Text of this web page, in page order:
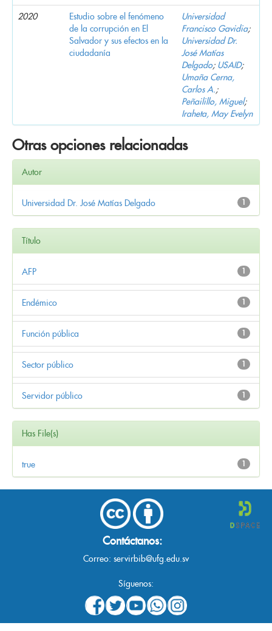
2020
Estudio sobre el fenómeno
de la corrupción en El
Salvador y sus efectos en la
ciudadanía
Universidad
Francisco Gavidia;
Universidad Dr.
José Matías
Delgado; USAID;
Umaña Cerna,
Carlos A.;
Peñailillo, Miguel;
Iraheta, May Evelyn
Otras opciones relacionadas
Autor
1
Universidad Dr. José Matías Delgado
Título
1
AFP
1
Endémico
1
Función pública
1
Sector público
1
Servidor público
Has File(s)
1
true
Contáctanos:
Correo: servirbib@ufg.edu.sv
Síguenos: